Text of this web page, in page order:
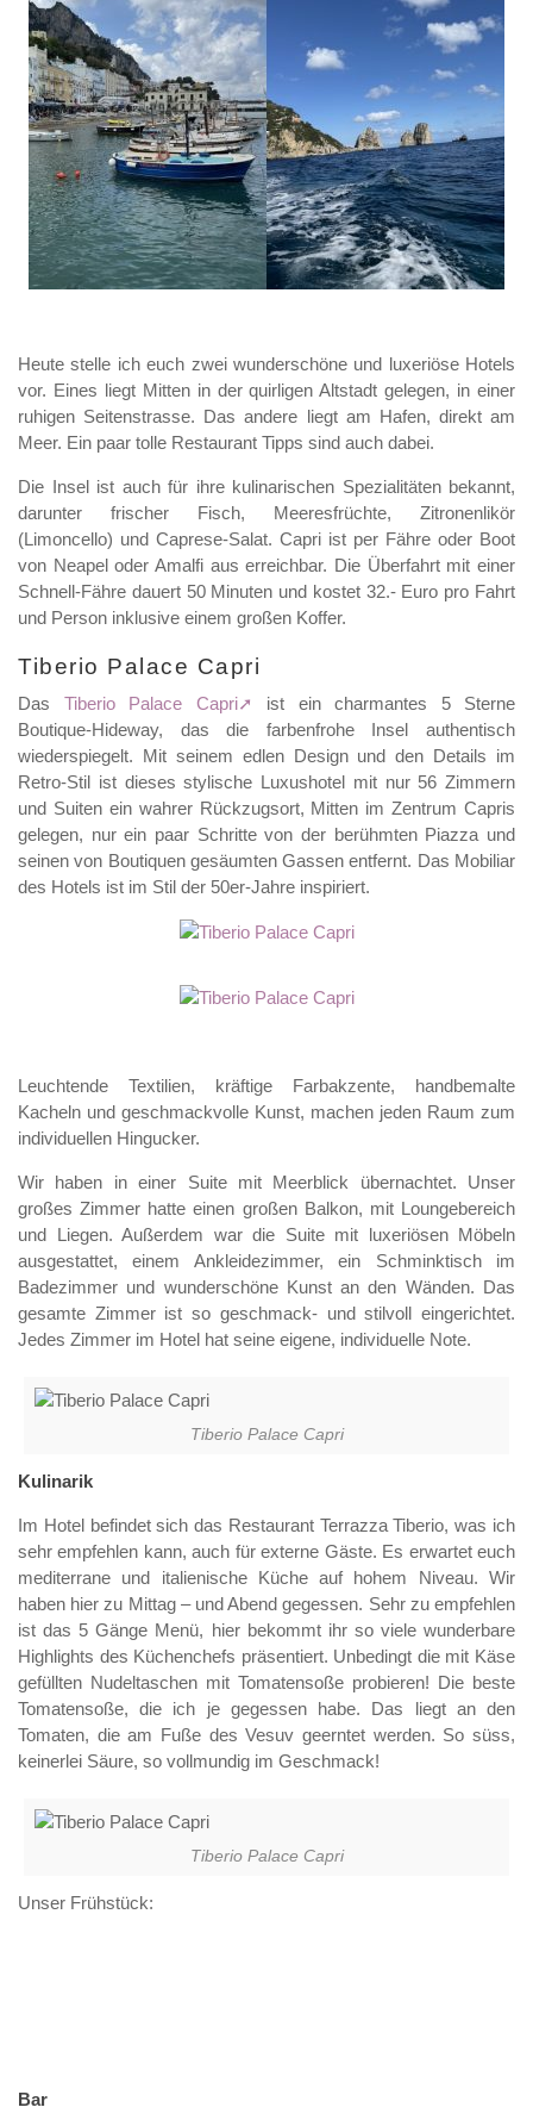
Heute stelle ich euch zwei wunderschöne und luxeriöse Hotels
vor. Eines liegt Mitten in der quirligen Altstadt gelegen, in einer
ruhigen Seitenstrasse. Das andere liegt am Hafen, direkt am
Meer. Ein paar tolle Restaurant Tipps sind auch dabei.
Die Insel ist auch für ihre kulinarischen Spezialitäten bekannt,
darunter frischer Fisch, Meeresfrüchte, Zitronenlikör
(Limoncello) und Caprese-Salat. Capri ist per Fähre oder Boot
von Neapel oder Amalfi aus erreichbar. Die Überfahrt mit einer
Schnell-Fähre dauert 50 Minuten und kostet 32.- Euro pro Fahrt
und Person inklusive einem großen Koffer.
Tiberio Palace Capri
Das Tiberio Palace Capri
ist ein charmantes 5 Sterne
Boutique-Hideway, das die farbenfrohe Insel authentisch
wiederspiegelt. Mit seinem edlen Design und den Details im
Retro-Stil ist dieses stylische Luxushotel mit nur 56 Zimmern
und Suiten ein wahrer Rückzugsort, Mitten im Zentrum Capris
gelegen, nur ein paar Schritte von der berühmten Piazza und
seinen von Boutiquen gesäumten Gassen entfernt. Das Mobiliar
des Hotels ist im Stil der 50er-Jahre inspiriert.
Leuchtende Textilien, kräftige Farbakzente, handbemalte
Kacheln und geschmackvolle Kunst, machen jeden Raum zum
individuellen Hingucker.
Wir haben in einer Suite mit Meerblick übernachtet. Unser
großes Zimmer hatte einen großen Balkon, mit Loungebereich
und Liegen. Außerdem war die Suite mit luxeriösen Möbeln
ausgestattet, einem Ankleidezimmer, ein Schminktisch im
Badezimmer und wunderschöne Kunst an den Wänden. Das
gesamte Zimmer ist so geschmack- und stilvoll eingerichtet.
Jedes Zimmer im Hotel hat seine eigene, individuelle Note.
Tiberio Palace Capri
Kulinarik
Im Hotel befindet sich das Restaurant Terrazza Tiberio, was ich
sehr empfehlen kann, auch für externe Gäste. Es erwartet euch
mediterrane und italienische Küche auf hohem Niveau. Wir
haben hier zu Mittag – und Abend gegessen. Sehr zu empfehlen
ist das 5 Gänge Menü, hier bekommt ihr so viele wunderbare
Highlights des Küchenchefs präsentiert. Unbedingt die mit Käse
gefüllten Nudeltaschen mit Tomatensoße probieren! Die beste
Tomatensoße, die ich je gegessen habe. Das liegt an den
Tomaten, die am Fuße des Vesuv geerntet werden. So süss,
keinerlei Säure, so vollmundig im Geschmack!
Tiberio Palace Capri
Unser Frühstück:
Bar